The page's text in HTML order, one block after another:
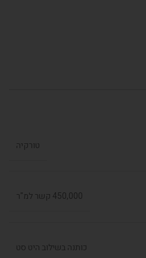
טורקיה
450,000 קשר למ"ר
כותנה בשילוב היט סט